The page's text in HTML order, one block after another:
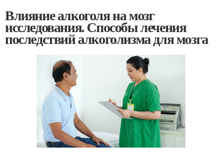
Влияние алкоголя на мозг
исследования. Способы лечения
последствий алкоголизма для мозга